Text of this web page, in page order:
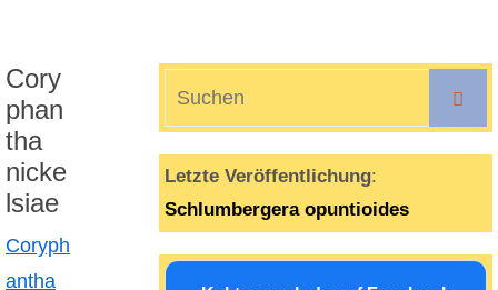
Cory
phan
tha
nicke
lsiae
Coryph
antha
Letzte Veröffentlichung:
Schlumbergera opuntioides